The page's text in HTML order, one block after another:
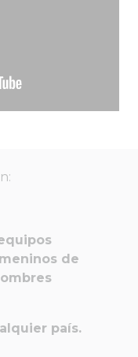
de
país.